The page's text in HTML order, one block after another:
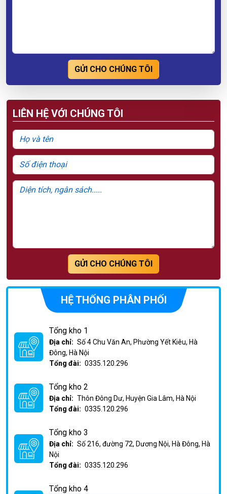
GỬI CHO CHÚNG TÔI
LIÊN HỆ VỚI CHÚNG TÔI
GỬI CHO CHÚNG TÔI
HỆ THỐNG PHÂN PHỐI
Tổng kho 1
Địa chỉ: Số 4 Chu Văn An, Phường Yết Kiêu, Hà
Đông, Hà Nội
Tổng đài: 0335.120.296
Tổng kho 2
Địa chỉ: Thôn Đông Dư, Huyện Gia Lâm, Hà Nội
Tổng đài: 0335.120.296
Tổng kho 3
Địa chỉ: Số 216, đường 72, Dương Nội, Hà Đông, Hà
Nội
Tổng đài: 0335.120.296
Tổng kho 4